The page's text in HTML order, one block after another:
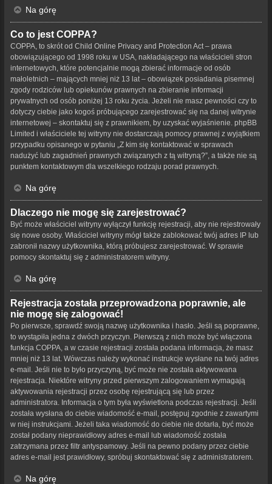
Na górę
Co to jest COPPA?
COPPA, to skrót od Child Online Privacy and Protection Act – prawa
obowiązującego od 1998 roku w USA, nakładającego na właścicieli stron
internetowych, które potencjalnie mogą zbierać informacje od osób
małoletnich – mających mniej niż 13 lat – obowiązek posiadania pisemnej
zgody rodziców lub opiekunów prawnych na zbieranie informacji
prywatnych od osób poniżej 13 roku życia. Jeżeli nie masz pewności czy to
dotyczy ciebie jako kogoś próbującego zarejestrować się na danej witrynie
internetowej – skontaktuj się z prawnikiem, by uzyskać wyjaśnienie. phpBB
Limited i właściciele tej witryny nie dostarczają pomocy prawnej z wyjątkiem
przypadku opisanego w pytaniu „Z kim się kontaktować w sprawach
nadużyć lub zagadnień prawnych związanych z tą witryną?”, a także nie są
punktem kontaktowym dla wszelkiego rodzaju porad prawnych.
Na górę
Dlaczego nie mogę się zarejestrować?
Być może właściciel witryny wyłączył funkcję rejestracji, aby nie rejestrowały
się nowe osoby. Właściciel witryny mógł także zablokować twój adres IP lub
zabronił nazwy użytkownika, którą próbujesz zarejestrować. W sprawie
pomocy skontaktuj się z administratorem witryny.
Na górę
Rejestracja została przeprowadzona poprawnie, ale
nie mogę się zalogować!
Po pierwsze, sprawdź swoją nazwę użytkownika i hasło. Jeśli są poprawne,
to wystąpiła jedna z dwóch przyczyn. Pierwszą z nich może być włączona
funkcja COPPA, a w czasie rejestracji została podana informacja, że masz
mniej niż 13 lat. Wówczas należy wykonać instrukcje wysłane na twój adres
e-mail. Jeśli nie to było przyczyną, być może nie została aktywowana
rejestracja. Niektóre witryny przed pierwszym zalogowaniem wymagają
aktywowania rejestracji przez osobę rejestrującą się lub przez
administratora. Informacja o tym była wyświetlona podczas rejestracji. Jeśli
została wysłana do ciebie wiadomość e-mail, postępuj zgodnie z zawartymi
w niej instrukcjami. Jeżeli taka wiadomość do ciebie nie dotarła, być może
został podany nieprawidłowy adres e-mail lub wiadomość została
zatrzymana przez filtr antyspamowy. Jeśli na pewno podany przez ciebie
adres e-mail jest prawidłowy, spróbuj skontaktować się z administratorem.
Na górę